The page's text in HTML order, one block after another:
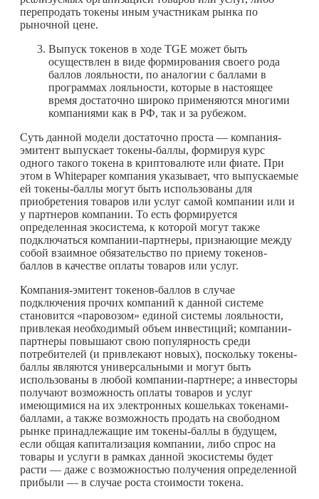
перепродать токены иным участникам рынка по
рыночной цене.
Выпуск токенов в ходе TGE может быть
осуществлен в виде формирования своего рода
баллов лояльности, по аналогии с баллами в
программах лояльности, которые в настоящее
время достаточно широко применяются многими
компаниями как в РФ, так и за рубежом.
Суть данной модели достаточно проста — компания-
эмитент выпускает токены-баллы, формируя курс
одного такого токена в криптовалюте или фиате. При
этом в Whitepaper компания указывает, что выпускаемые
ей токены-баллы могут быть использованы для
приобретения товаров или услуг самой компании или и
у партнеров компании. То есть формируется
определенная экосистема, к которой могут также
подключаться компании-партнеры, признающие между
собой взаимное обязательство по приему токенов-
баллов в качестве оплаты товаров или услуг.
Компания-эмитент токенов-баллов в случае
подключения прочих компаний к данной системе
становится «паровозом» единой системы лояльности,
привлекая необходимый объем инвестиций; компании-
партнеры повышают свою популярность среди
потребителей (и привлекают новых), поскольку токены-
баллы являются универсальными и могут быть
использованы в любой компании-партнере; а инвесторы
получают возможность оплаты товаров и услуг
имеющимися на их электронных кошельках токенами-
баллами, а также возможность продать на свободном
рынке принадлежащие им токены-баллы в будущем,
если общая капитализация компании, либо спрос на
товары и услуги в рамках данной экосистемы будет
расти — даже с возможностью получения определенной
прибыли — в случае роста стоимости токена.